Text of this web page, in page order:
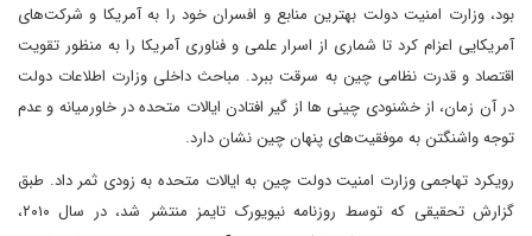
بود، وزارت امنیت دولت بهترین منابع و افسران خود را به آمریکا و شرکت‌های
آمریکایی اعزام کرد تا شماری از اسرار علمی و فناوری آمریکا را به منظور تقویت
اقتصاد و قدرت نظامی چین به سرقت ببرد. مباحث داخلی وزارت اطلاعات دولت
در آن زمان، از خشنودی چینی ها از گیر افتادن ایالات متحده در خاورمیانه و عدم
توجه واشنگتن به موفقیت‌های پنهان چین نشان دارد.
رویکرد تهاجمی وزارت امنیت دولت چین به ایالات متحده به زودی ثمر داد. طبق
گزارش تحقیقی که توسط روزنامه نیویورک تایمز منتشر شد، در سال ۲۰۱۰،